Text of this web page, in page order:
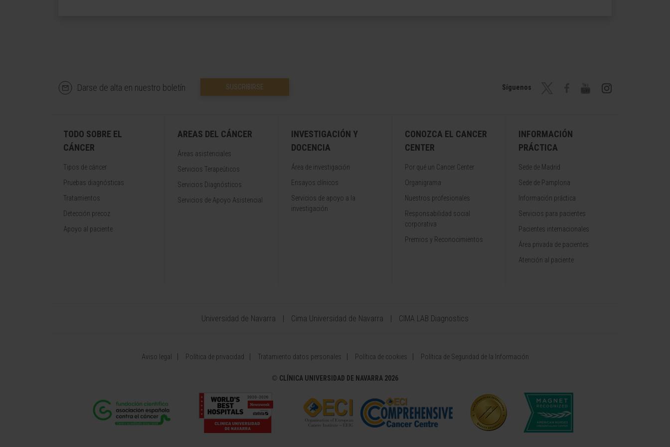
Darse de alta en nuestro boletín SUSCRIBIRSE Síguenos
TODO SOBRE EL
CÁNCER
Tipos de cáncer
Pruebas diagnósticas
Tratamientos
Detección precoz
Apoyo al paciente
AREAS DEL CÁNCER
Áreas asistenciales
Servicios Terapeúticos
Servicios Diagnósticos
Servicios de Apoyo Asistencial
INVESTIGACIÓN Y
DOCENCIA
Área de investigación
Ensayos clínicos
Servicios de apoyo a la
investigación
CONOZCA EL CANCER
CENTER
Por qué un Cancer Center
Organigrama
Nuestros profesionales
Responsabilidad social
corporativa
Premios y Reconocimientos
INFORMACIÓN
PRÁCTICA
Sede de Madrid
Sede de Pamplona
Información práctica
Servicios para pacientes
Pacientes internacionales
Área privada de pacientes
Atención al paciente
Universidad de Navarra Cima Universidad de Navarra CIMA LAB Diagnostics
Aviso legal Política de privacidad Tratamiento datos personales Política de cookies Política de Seguridad de la Información
© CLÍNICA UNIVERSIDAD DE NAVARRA 2026